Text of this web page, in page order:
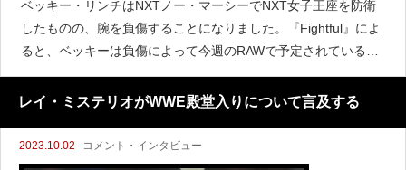
ベッキー・リンチはNXTノー・マーシーでNXT女子王座を防衛
したものの、腕を負傷することになりました。『Fightful』によ
ると、ベッキーは負傷によって今週のRAWで予定されているテ
ィーガン・ノックスとの試合を欠場する見込みだと伝えていま
す。WWE関係者からは、ベッキーが11針縫う
レイ・ミステリオがWWE殿堂入りについて言及する
2023.10.02 コメント・インタビュー